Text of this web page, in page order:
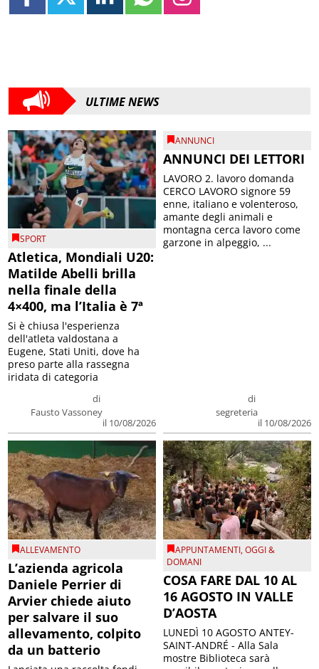
ULTIME NEWS
SPORT
Atletica, Mondiali U20:
Matilde Abelli brilla
nella finale della
4×400, ma l’Italia è 7ª
di
Fausto Vassoney
il 10/08/2026
Si è chiusa l'esperienza
dell'atleta valdostana a
Eugene, Stati Uniti, dove ha
preso parte alla rassegna
iridata di categoria
ANNUNCI
ANNUNCI DEI LETTORI
di
segreteria
il 10/08/2026
LAVORO 2. lavoro domanda
CERCO LAVORO signore 59
enne, italiano e volenteroso,
amante degli animali e
montagna cerca lavoro come
garzone in alpeggio, ...
ALLEVAMENTO
L’azienda agricola
Daniele Perrier di
Arvier chiede aiuto
per salvare il suo
allevamento, colpito
da un batterio
APPUNTAMENTI,OGGI &
DOMANI
COSA FARE DAL 10 AL
16 AGOSTO IN VALLE
D’AOSTA
LUNEDÌ 10 AGOSTO ANTEY-
SAINT-ANDRÉ - Alla Sala
mostre Biblioteca sarà